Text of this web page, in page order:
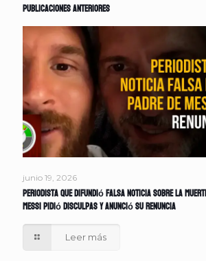
Publicaciones anteriores
junio 19, 2026
Periodista que difundió falsa noticia sobre la
Messi pidió disculpas y anunció su renuncia
Leer más